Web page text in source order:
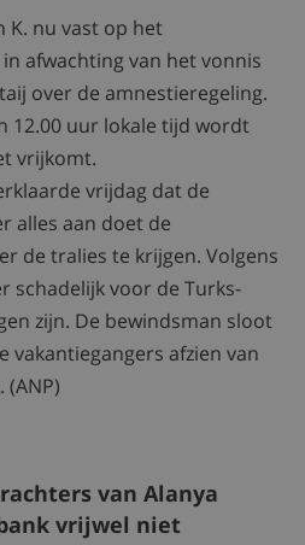
K. nu vast op het
afwachting van het vonnis
over de amnestieregeling.
12.00 uur lokale tijd wordt
vrijkomt.
vrijdag dat de
alles aan doet de
de tralies te krijgen. Volgens
schadelijk voor de Turks-
zijn. De bewindsman sloot
vakantiegangers afzien van
van Alanya
vrijwel niet